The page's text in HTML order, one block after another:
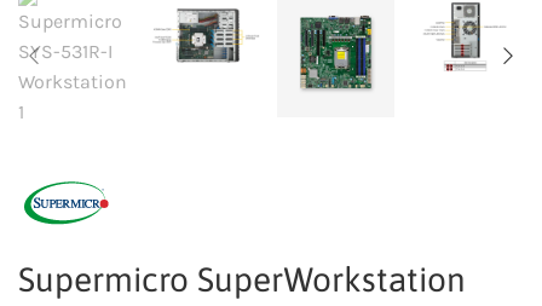
Supermicro SuperWorkstation